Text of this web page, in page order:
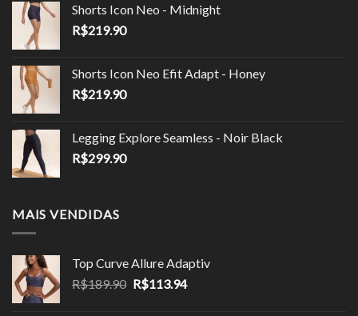
era:
é:
Shorts Icon Neo - Midnight
R$219.90
Shorts Icon Neo Efit Adapt - Honey
R$219.90
Legging Explore Seamless - Noir Black
R$299.90
MAIS VENDIDAS
Top Curve Allure Adaptiv
R$189.90 O
R$113.94O